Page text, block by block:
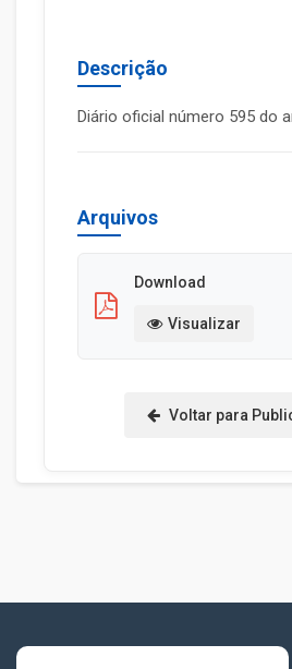
Descrição
Diário oficial número 595 do
Arquivos
Download
Visualizar
Voltar para